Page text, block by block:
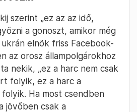
szerint „ez az az idő,
a gonoszt, amikor még
ukrán elnök friss Facebook-
az orosz állampolgárokhoz
nekik, „ez a harc nem csak
folyik, ez a harc a
Ha most csendben
jövőben csak a